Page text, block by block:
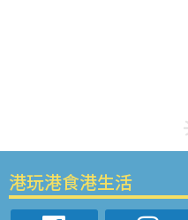
港玩港食港生活